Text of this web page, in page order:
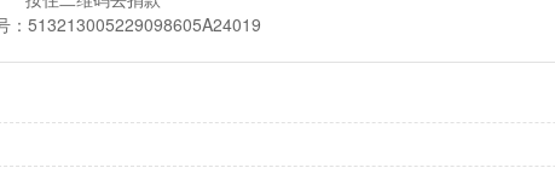
：513213005229098605A24019